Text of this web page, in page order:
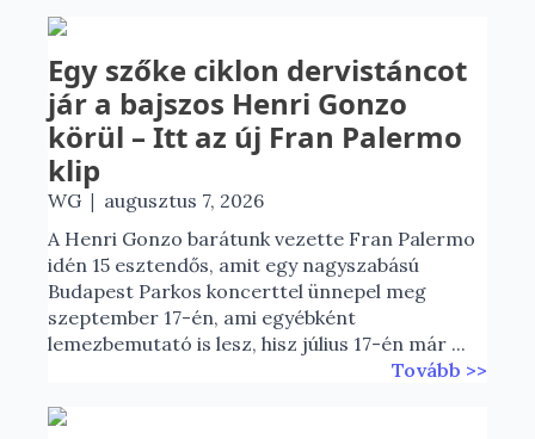
Egy szőke ciklon dervistáncot
jár a bajszos Henri Gonzo
körül – Itt az új Fran Palermo
klip
WG | augusztus 7, 2026
A Henri Gonzo barátunk vezette Fran Palermo
idén 15 esztendős, amit egy nagyszabású
Budapest Parkos koncerttel ünnepel meg
szeptember 17-én, ami egyébként
lemezbemutató is lesz, hisz július 17-én már ...
Tovább >>